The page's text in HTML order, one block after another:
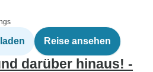
Reise ansehen
darüber hinaus! -